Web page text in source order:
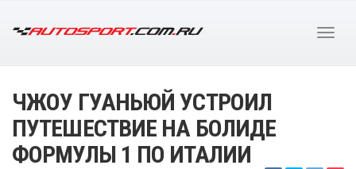
ЧЖОУ ГУАНЬЮЙ УСТРОИЛ
ПУТЕШЕСТВИЕ НА БОЛИДЕ
ФОРМУЛЫ 1 ПО ИТАЛИИ